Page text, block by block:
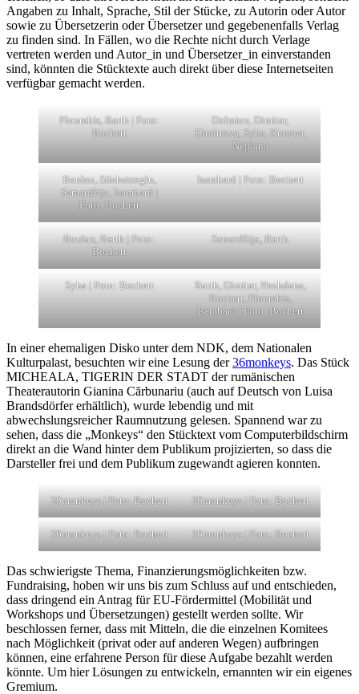
Angaben zu Inhalt, Sprache, Stil der Stücke, zu Autorin oder Autor
sowie zu Übersetzerin oder Übersetzer und gegebenenfalls Verlag
zu finden sind. In Fällen, wo die Rechte nicht durch Verlage
vertreten werden und Autor_in und Übersetzer_in einverstanden
sind, könnten die Stücktexte auch direkt über diese Internetseiten
verfügbar gemacht werden.
Flourakis, Barth | Foto:
Bochert
Dolmieu, Dimitar,
Dimitrova, Syha, Kuneva,
Nejdana
Boulan, Silahsizoglu,
Samardžija, Isambard |
Foto: Bochert
Isambard | Foto: Bochert
Boulan, Barth | Foto:
Bochert
Samardžija, Barth
Syha | Foto: Bochert
Barth, Dimitar, Nezhdana,
Bochert, Flourakis,
Isambard | Foto: Bochert
In einer ehemaligen Disko unter dem NDK, dem Nationalen
Kulturpalast, besuchten wir eine Lesung der36monkeys. Das Stück
MICHEALA, TIGERIN DER STADT der rumänischen
Theaterautorin Gianina Cărbunariu (auch auf Deutsch von Luisa
Brandsdörfer erhältlich), wurde lebendig und mit
abwechslungsreicher Raumnutzung gelesen. Spannend war zu
sehen, dass die „Monkeys“ den Stücktext vom Computerbildschirm
direkt an die Wand hinter dem Publikum projizierten, so dass die
Darsteller frei und dem Publikum zugewandt agieren konnten.
36monkeys | Foto: Bochert 36monkeys | Foto: Bochert
36monkeys | Foto: Bochert 36monkeys | Foto: Bochert
Das schwierigste Thema, Finanzierungsmöglichkeiten bzw.
Fundraising, hoben wir uns bis zum Schluss auf und entschieden,
dass dringend ein Antrag für EU-Fördermittel (Mobilität und
Workshops und Übersetzungen) gestellt werden sollte. Wir
beschlossen ferner, dass mit Mitteln, die die einzelnen Komitees
nach Möglichkeit (privat oder auf anderen Wegen) aufbringen
können, eine erfahrene Person für diese Aufgabe bezahlt werden
könnte. Um hier Lösungen zu entwickeln, ernannten wir ein eigenes
Gremium.